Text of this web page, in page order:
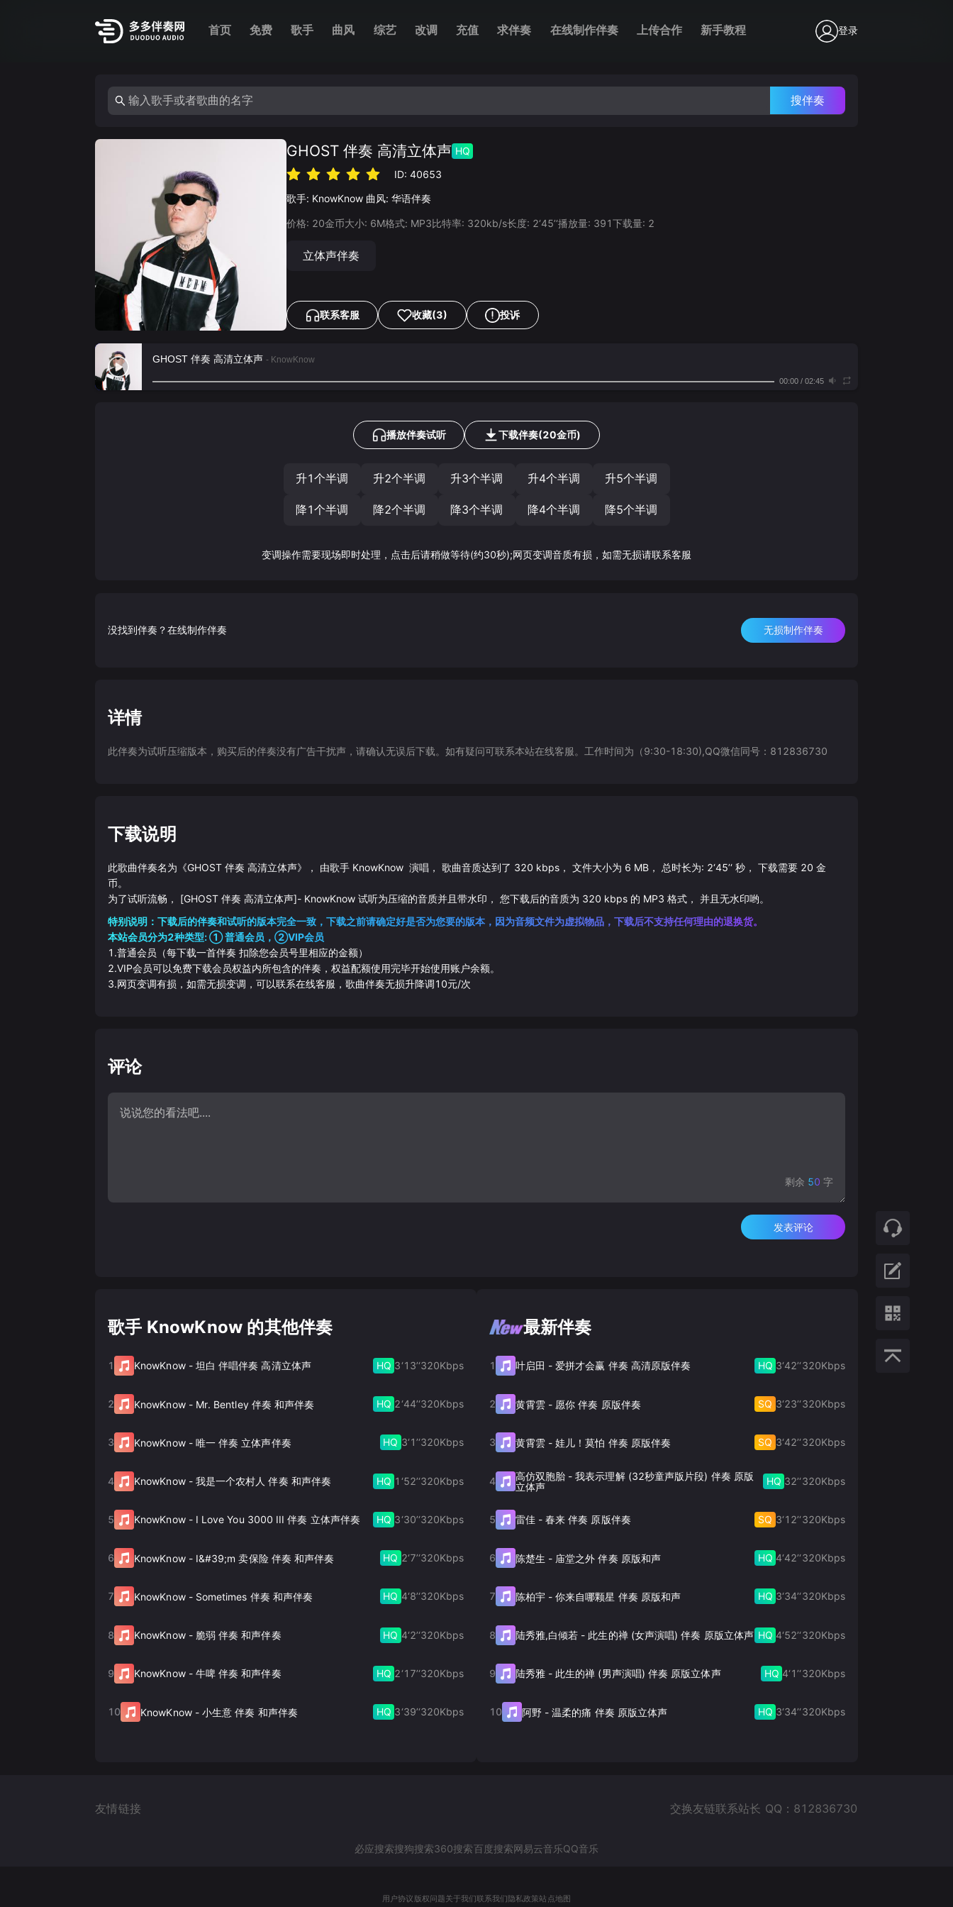
首页 免费 歌手 曲风 综艺 改调 充值 求伴奏 在线制作伴奏 上传合作 新手教程 登录
搜伴奏
GHOST 伴奏 高清立体声 HQ
ID:40653
歌手: KnowKnow 曲风: 华语伴奏
价格: 20金币大小: 6M格式: MP3比特率: 320kb/s长度: 2‘45’‘播放量: 391下载量: 2
立体声伴奏
联系客服 收藏(3) 投诉
GHOST 伴奏 高清立体声 - KnowKnow
00:00/ 02:45
播放伴奏试听 下载伴奏(20金币)
升1个半调 升2个半调 升3个半调 升4个半调 升5个半调
降1个半调 降2个半调 降3个半调 降4个半调 降5个半调
变调操作需要现场即时处理，点击后请稍做等待(约30秒);网页变调音质有损，如需无损请联系客服
没找到伴奏？在线制作伴奏 无损制作伴奏
详情
此伴奏为试听压缩版本，购买后的伴奏没有广告干扰声，请确认无误后下载。如有疑问可联系本站在线客服。工作时间为（9:30-18:30),QQ微信同号：812836730
下载说明
此歌曲伴奏名为《GHOST 伴奏 高清立体声》， 由歌手 KnowKnow 演唱， 歌曲音质达到了 320 kbps， 文件大小为 6 MB， 总时长为: 2‘45’‘秒， 下载需要 20 金
币。
为了试听流畅， [GHOST 伴奏 高清立体声]- KnowKnow 试听为压缩的音质并且带水印， 您下载后的音质为 320 kbps 的 MP3 格式， 并且无水印哟。
特别说明：下载后的伴奏和试听的版本完全一致，下载之前请确定好是否为您要的版本，因为音频文件为虚拟物品，下载后不支持任何理由的退换货。
本站会员分为2种类型: ① 普通会员，②VIP会员
1.普通会员（每下载一首伴奏 扣除您会员号里相应的金额）
2.VIP会员可以免费下载会员权益内所包含的伴奏，权益配额使用完毕开始使用账户余额。
3.网页变调有损，如需无损变调，可以联系在线客服，歌曲伴奏无损升降调10元/次
评论
剩余 50 字
发表评论
歌手 KnowKnow 的其他伴奏
1 KnowKnow- 坦白 伴唱伴奏 高清立体声 HQ 3‘13’‘320Kbps
2 KnowKnow- Mr. Bentley 伴奏 和声伴奏 HQ 2‘44’‘320Kbps
3 KnowKnow- 唯一 伴奏 立体声伴奏 HQ 3‘1’‘320Kbps
4 KnowKnow- 我是一个农村人 伴奏 和声伴奏 HQ 1‘52’‘320Kbps
5 KnowKnow- I Love You 3000 III 伴奏 立体声伴奏 HQ 3‘30’‘320Kbps
6 KnowKnow- I&#39;m 卖保险 伴奏 和声伴奏 HQ 2‘7’‘320Kbps
7 KnowKnow- Sometimes 伴奏 和声伴奏 HQ 4‘8’‘320Kbps
8 KnowKnow- 脆弱 伴奏 和声伴奏 HQ 4‘2’‘320Kbps
9 KnowKnow- 牛啤 伴奏 和声伴奏 HQ 2‘17’‘320Kbps
10 KnowKnow- 小生意 伴奏 和声伴奏 HQ 3‘39’‘320Kbps
最新伴奏
1 叶启田 -爱拼才会赢 伴奏 高清原版伴奏 HQ 3‘42’‘320Kbps
2 黄霄雲- 愿你 伴奏 原版伴奏 SQ 3‘23’‘320Kbps
3 黄霄雲-娃儿！莫怕 伴奏 原版伴奏 SQ 3‘42’‘320Kbps
4 高仿双胞胎 -我表示理解 (32秒童声版片段) 伴奏 原版
立体声
HQ 32’‘320Kbps
5 雷佳- 春来 伴奏 原版伴奏 SQ 3‘12’‘320Kbps
6 陈楚生 - 庙堂之外 伴奏 原版和声 HQ 4‘42’‘320Kbps
7 陈柏宇-你来自哪颗星 伴奏 原版和声 HQ 3‘34’‘320Kbps
8 陆秀雅,白倾若 - 此生的禅 (女声演唱) 伴奏 原版立体声 HQ 4‘52’‘320Kbps
9 陆秀雅- 此生的禅 (男声演唱) 伴奏 原版立体声 HQ 4‘1’‘320Kbps
10 阿野-温柔的痛 伴奏 原版立体声 HQ 3‘34’‘320Kbps
友情链接 交换友链联系站长 QQ：812836730
必应搜索搜狗搜索360搜索百度搜索网易云音乐QQ音乐
用户协议 版权问题关于我们联系我们 隐私政策站点地图